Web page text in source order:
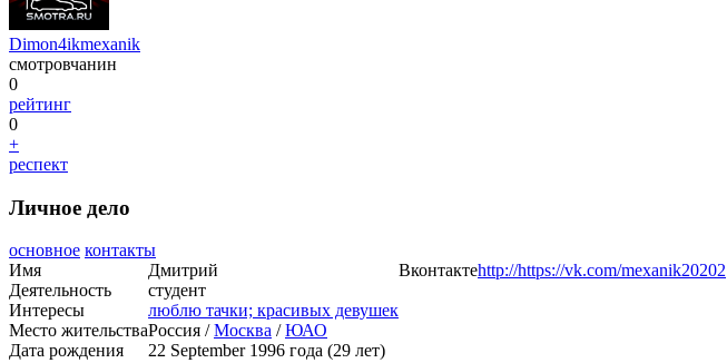
Dimon4ikmexanik
смотровчанин
0
рейтинг
0
+
респект
Личное дело
основное контакты
Имя
Дмитрий
Деятельность
студент
Интересы
люблю тачки; красивых девушек
Место жительстваРоссия /Москва /ЮАО
Дата рождения
22 September 1996 года (29 лет)
Вконтактеhttp://https://vk.com/mexanik20202